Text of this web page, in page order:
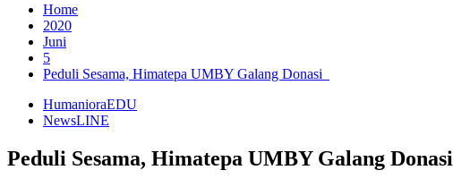
Home
2020
Juni
5
Peduli Sesama, Himatepa UMBY Galang Donasi
HumanioraEDU
NewsLINE
Peduli Sesama, Himatepa UMBY Galang Donasi